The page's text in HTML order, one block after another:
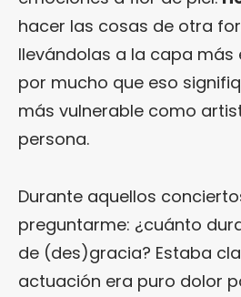
hacer las cosas de otra
llevándolas a la capa más
por mucho que eso
más vulnerable como
persona.
Durante aquellos
preguntarme: ¿cuánto
de (des)gracia? Estaba
actuación era puro dolor